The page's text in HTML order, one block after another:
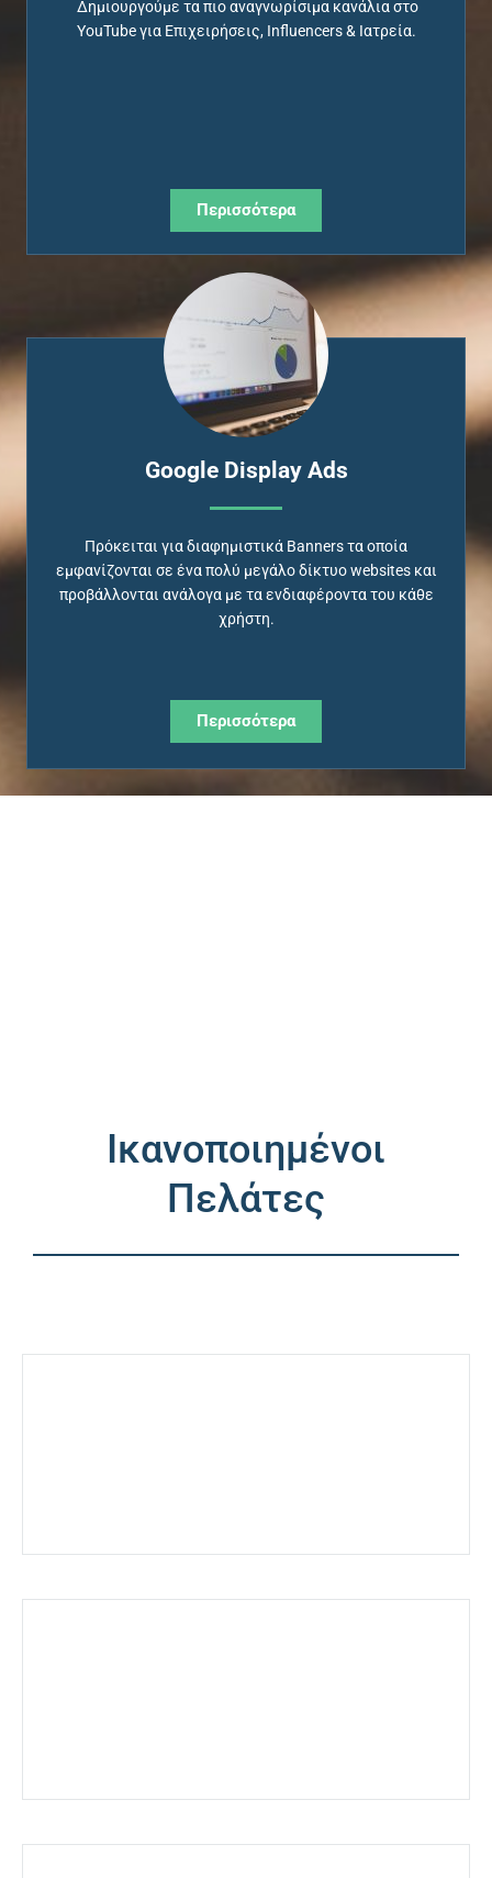
Δημιουργούμε τα πιο αναγνωρίσιμα κανάλια στο
YouTubeγια Επιχειρήσεις, Ιnfluencers& Ιατρεία.
Περισσότερα
Google Display Ads
Πρόκειται για διαφημιστικά Banners τα οποία
εμφανίζονται σε ένα πολύ μεγάλο δίκτυο websites και
προβάλλονται ανάλογα με τα ενδιαφέροντα του κάθε
χρήστη.
Περισσότερα
Ικανοποιημένοι
Πελάτες